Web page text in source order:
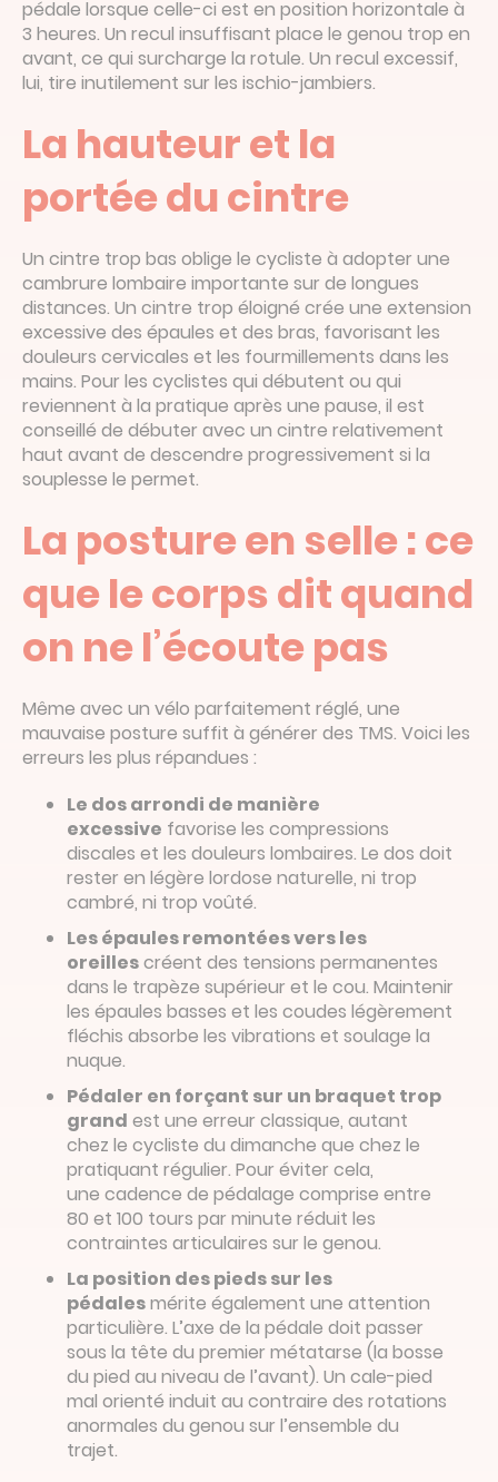
pédale lorsque celle-ci est en position horizontale à
3 heures. Un recul insuffisant place le genou trop en
avant, ce qui surcharge la rotule. Un recul excessif,
lui, tire inutilement sur les ischio-jambiers.
La hauteur et la
portée du cintre
Un cintre trop bas oblige le cycliste à adopter une
cambrure lombaire importante sur de longues
distances. Un cintre trop éloigné crée une extension
excessive des épaules et des bras, favorisant les
douleurs cervicales et les fourmillements dans les
mains. Pour les cyclistes qui débutent ou qui
reviennent à la pratique après une pause, il est
conseillé de débuter avec un cintre relativement
haut avant de descendre progressivement si la
souplesse le permet.
La posture en selle : ce
que le corps dit quand
on ne l’écoute pas
Même avec un vélo parfaitement réglé, une
mauvaise posture suffit à générer des TMS. Voici les
erreurs les plus répandues :
Le dos arrondi de manière
excessive favorise les compressions
discales et les douleurs lombaires. Le dos doit
rester en légère lordose naturelle, ni trop
cambré, ni trop voûté.
Les épaules remontées vers les
oreillescréent des tensions permanentes
dans le trapèze supérieur et le cou. Maintenir
les épaules basses et les coudes légèrement
fléchis absorbe les vibrations et soulage la
nuque.
Pédaler en forçant sur un braquet trop
grand est une erreur classique, autant
chez le cycliste du dimanche que chez le
pratiquant régulier. Pour éviter cela,
une cadence de pédalage comprise entre
80 et 100 tours par minute réduit les
contraintes articulaires sur le genou.
La position des pieds sur les
pédalesmérite également une attention
particulière. L’axe de la pédale doit passer
sous la tête du premier métatarse (la bosse
du pied au niveau de l’avant). Un cale-pied
mal orienté induit au contraire des rotations
anormales du genou sur l’ensemble du
trajet.